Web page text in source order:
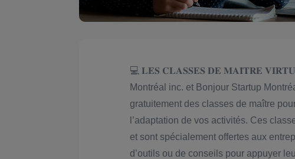
💻 𝐋𝐄𝐒 𝐂𝐋𝐀𝐒𝐒𝐄𝐒 𝐃𝐄 𝐌𝐀𝐈̂𝐓𝐑𝐄
Montréal inc. et Bonjour Startup
gratuitement des classes de maître
l’adaptation de vos activités. Ces
et sont spécialement offertes aux
d’outils ou de conseils pour appuyer